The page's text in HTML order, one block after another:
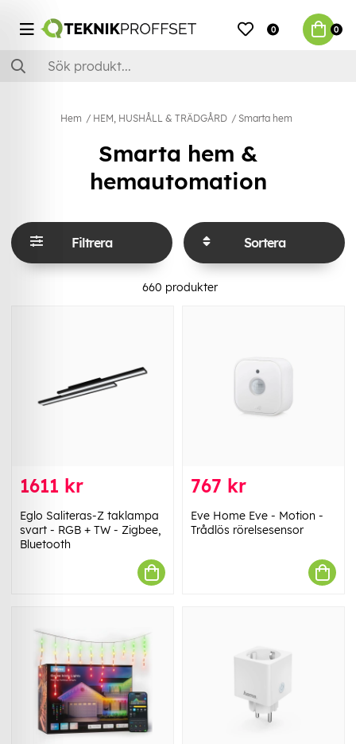
0 0
Hem HEM, HUSHÅLL & TRÄDGÅRD Smarta hem
Smarta hem &
hemautomation
Filtrera Sortera
660 produkter
1611 kr
Eglo Saliteras-Z taklampa
svart - RGB + TW - Zigbee,
Bluetooth
767 kr
Eve Home Eve - Motion -
Trådlös rörelsesensor